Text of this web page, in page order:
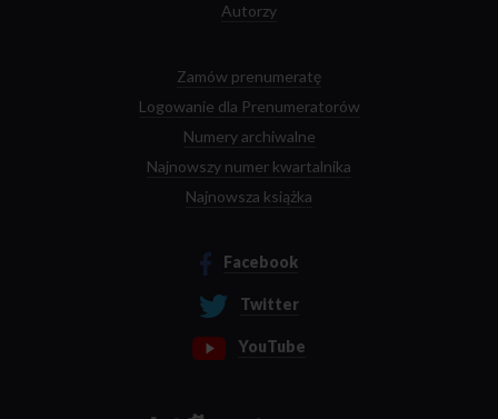
Autorzy
Zamów prenumeratę
Logowanie dla Prenumeratorów
Numery archiwalne
Najnowszy numer kwartalnika
Najnowsza książka
Facebook
Twitter
YouTube